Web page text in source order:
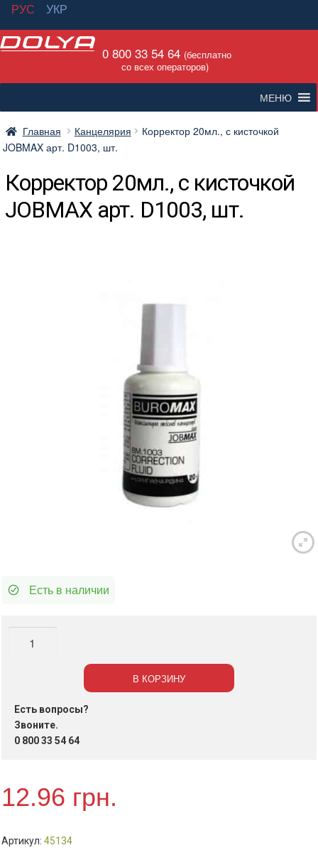
РУС
УКР
Перейти
навигации
Перейти
содержимому
0 800 33 54 64 (бесплатно
со всех операторов)
МЕНЮ
Главная Канцелярия
Корректор 20мл., с кисточкой
JOBMAX арт. D1003, шт.
Корректор 20мл., с кисточкой
JOBMAX арт. D1003, шт.
Есть в наличии
Корректор
кисточкой
JOBMAX
арт.
В КОРЗИНУ
Есть вопросы?
Звоните.
0 800 33 54 64
12.96 грн.
Артикул: 45134